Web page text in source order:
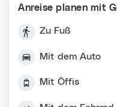
Anreise planen mit
Zu Fuß
Mit dem Auto
Mit Öffis